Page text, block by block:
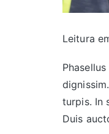
Leitura
turpis. In
Duis